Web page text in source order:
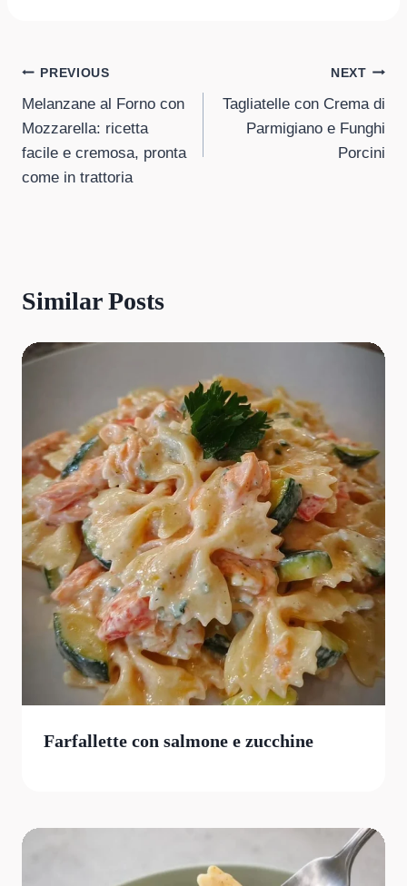
Post
navigation
PREVIOUS
Melanzane al Forno con
Mozzarella: ricetta
facile e cremosa, pronta
come in trattoria
NEXT
Tagliatelle con Crema di
Parmigiano e Funghi
Porcini
Similar Posts
Farfallette con salmone e zucchine